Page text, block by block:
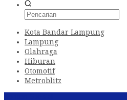
Kota Bandar Lampung
Lampung
Olahraga
Hiburan
Otomotif
Metroblitz